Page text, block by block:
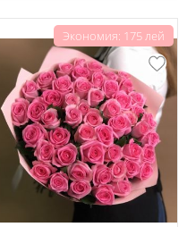
Экономия: 175 лей